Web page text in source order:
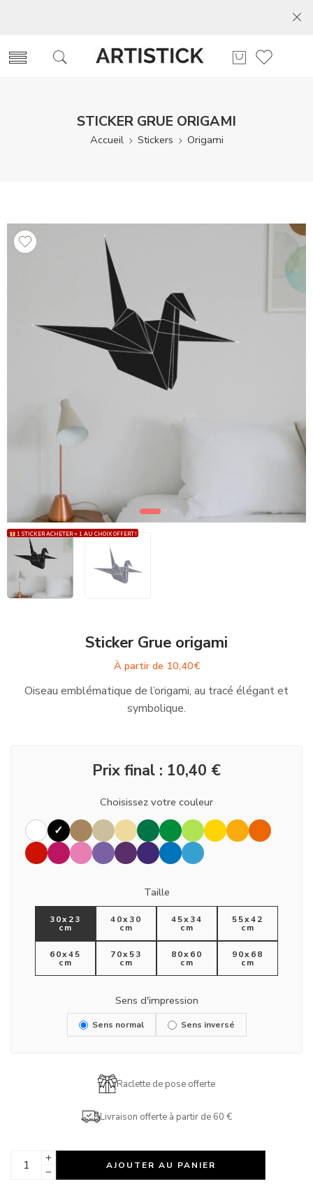
STICKER GRUE ORIGAMI
Accueil Stickers Origami
1 STICKER ACHETER = 1 AU CHOIX OFFERT !
Sticker Grue origami
À partir de 10,40€
Oiseau emblématique de l’origami, au tracé élégant et
symbolique.
Prix final : 10,40 €
Choisissez votre couleur
Taille
30x23
cm
40x30
cm
45x34
cm
55x42
cm
60x45
cm
70x53
cm
80x60
cm
90x68
cm
Sens d'impression
Sens normal Sens inversé
Raclette de pose offerte
Livraison offerte à partir de 60 €
AJOUTER AU PANIER